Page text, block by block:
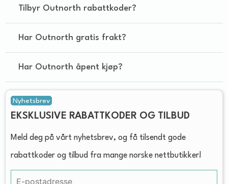
Tilbyr Outnorth rabattkoder?
Har Outnorth gratis frakt?
Har Outnorth åpent kjøp?
Nyhetsbrev
EKSKLUSIVE RABATTKODER OG TILBUD
Meld deg på vårt nyhetsbrev, og få tilsendt gode
rabattkoder og tilbud fra mange norske nettbutikker!